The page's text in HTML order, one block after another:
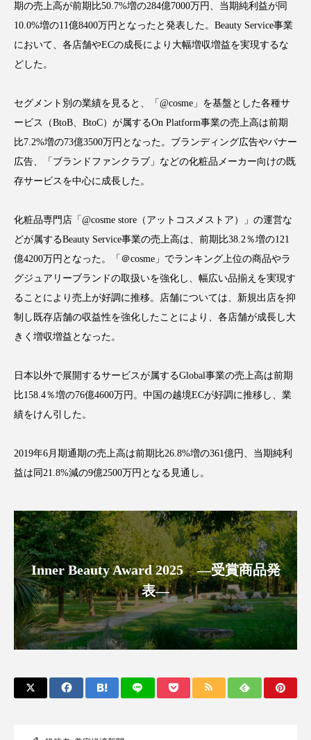
Gemini Instagram SaaS SNS
TikTok
アスレジャーコスメ アレルギー
アンチエイジング アンチソリチュード
インタビュー インナービューティー 冷え
ウェルビーイング エイジングケア
エクソソーム オーガニック オゾン
カウンセラー
クルエルティフリー クレンジング
コルチゾール サステナビリティ
サステナブル美容 サプライチェーン
サプリ サロンクレンジング サロン戦略
サロン経営 サロン連略 シャネル
スキンケア スキンケア 習慣
期の売上高が前期比50.7%増の284億7000万円、当期純利益が同
10.0%増の11億8400万円となったと発表した。Beauty Service事業
において、各店舗やECの成⾧により大幅増収増益を実現するな
どした。
セグメント別の業績を見ると、「@cosme」を基盤とした各種サ
ービス（BtoB、BtoC）が属するOn Platform事業の売上高は前期
比7.2%増の73億3500万円となった。ブランディング広告やバナー
広告、「ブランドファンクラブ」などの化粧品メーカー向けの既
存サービスを中心に成長した。
化粧品専門店「@cosme store（アットコスメストア）」の運営な
どが属するBeauty Service事業の売上高は、前期比38.2％増の121
億4200万円となった。「＠cosme」でランキング上位の商品やラ
グジュアリーブランドの取扱いを強化し、幅広い品揃えを実現す
ることにより売上が好調に推移。店舗については、新規出店を抑
制し既存店舗の収益性を強化したことにより、各店舗が成長し大
きく増収増益となった。
日本以外で展開するサービスが属するGlobal事業の売上高は前期
比158.4％増の76億4600万円。中国の越境ECが好調に推移し、業
績をけん引した。
2019年6月期通期の売上高は前期比26.8%増の361億円、当期純利
益は同21.8%減の9億2500万円となる見通し。
Inner Beauty Award 2025 ―受賞商品発
表―